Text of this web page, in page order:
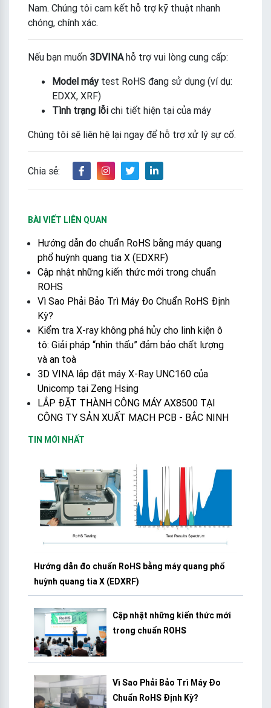
Nam. Chúng tôi cam kết hỗ trợ kỹ thuật nhanh
chóng, chính xác.
Nếu bạn muốn 3DVINAhỗ trợ vui lòng cung cấp:
Model máytest RoHS đang sử dụng (ví dụ:
EDXX, XRF)
Tình trạng lỗi chi tiết hiện tại của máy
Chúng tôi sẽ liên hệ lại ngay để hỗ trợ xử lý sự cố.
Chia sẻ:
BÀI VIẾT LIÊN QUAN
Hướng dẫn đo chuẩn RoHS bằng máy quang
phổ huỳnh quang tia X (EDXRF)
Cập nhật những kiến thức mới trong chuẩn
ROHS
Vì Sao Phải Bảo Trì Máy Đo Chuẩn RoHS Định
Kỳ?
Kiểm tra X-ray không phá hủy cho linh kiện ô
tô: Giải pháp “nhìn thấu” đảm bảo chất lượng
và an toà
3D VINA lắp đặt máy X-Ray UNC160 của
Unicomp tại Zeng Hsing
LẮP ĐẶT THÀNH CÔNG MÁY AX8500 TẠI
CÔNG TY SẢN XUẤT MẠCH PCB - BẮC NINH
TIN MỚI NHẤT
Hướng dẫn đo chuẩn RoHS bằng máy quang phổ
huỳnh quang tia X (EDXRF)
Cập nhật những kiến thức mới
trong chuẩn ROHS
Vì Sao Phải Bảo Trì Máy Đo
Chuẩn RoHS Định Kỳ?